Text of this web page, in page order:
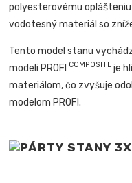
polyesterovému
vodotesný materiál so
Tento model stanu
modeli PROFI
COMPOSITE je
materiálom, čo zvyšuje
modelom PROFI.